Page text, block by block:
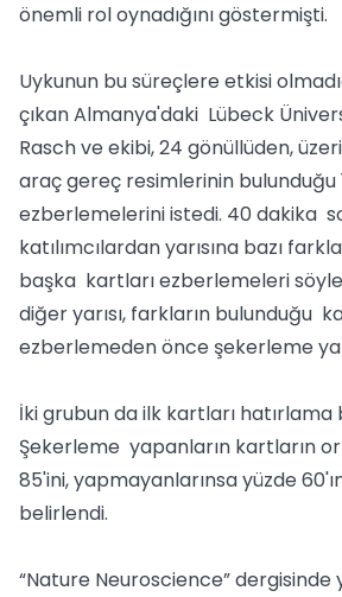
önemli rol oynadığını göstermişti.
Uykunun bu süreçlere etkisi
çıkan Almanya'daki Lübeck
Rasch ve ekibi, 24 gönüllüden,
araç gereç resimlerinin bulunduğu
ezberlemelerini istedi. 40 dakika
katılımcılardan yarısına bazı
başka kartları ezberlemeleri
diğer yarısı, farkların bulunduğu
ezberlemeden önce şekerleme
İki grubun da ilk kartları
Şekerleme yapanların kartların
85'ini, yapmayanlarınsa yüzde
belirlendi.
“Nature Neuroscience” dergisinde